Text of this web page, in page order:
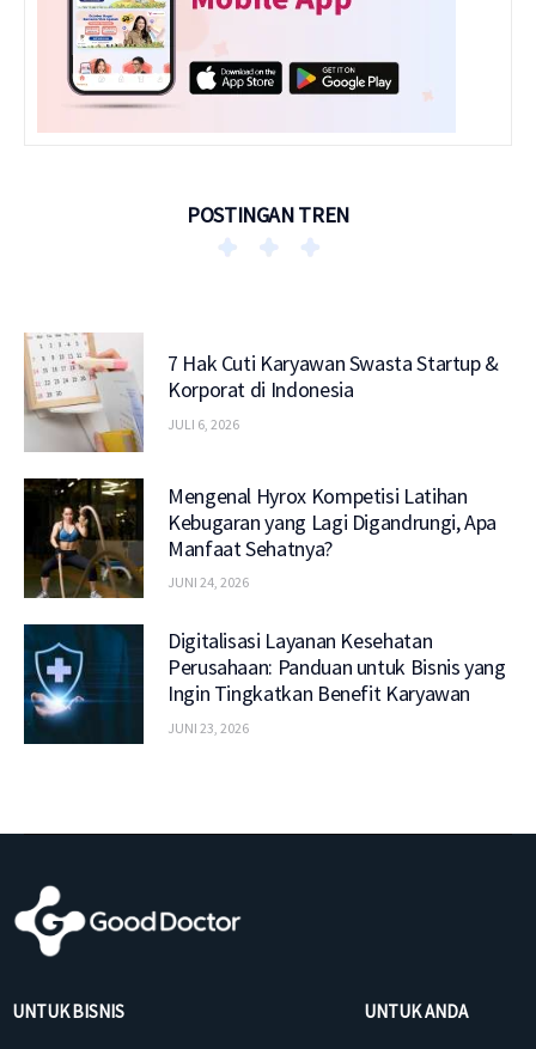
POSTINGAN TREN
7 Hak Cuti Karyawan Swasta Startup &
Korporat di Indonesia
JULI 6, 2026
Mengenal Hyrox Kompetisi Latihan
Kebugaran yang Lagi Digandrungi, Apa
Manfaat Sehatnya?
JUNI 24, 2026
Digitalisasi Layanan Kesehatan
Perusahaan: Panduan untuk Bisnis yang
Ingin Tingkatkan Benefit Karyawan
JUNI 23, 2026
UNTUK BISNIS UNTUK ANDA